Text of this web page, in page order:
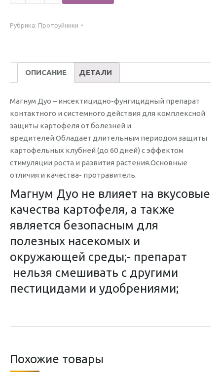
Магнум
Рубрика: Протруйники
ОПИСАНИЕ ДЕТАЛИ
Магнум Дуо – инсектицидно-фунгицидный препарат
контактного и системного действия для комплексной
защиты картофеля от болезней и
вредителей.Обладает длительным периодом защиты
картофельных клубней (до 60 дней) с эффектом
стимуляции роста и развития растения.Основные
отличия и качества- протравитель.
Магнум Дуо не влияет на вкусовые
качества картофеля, а также
является безопасным для
полезных насекомых и
окружающей среды;- препарат
нельзя смешивать с другими
пестицидами и удобрениями;
Похожие товары